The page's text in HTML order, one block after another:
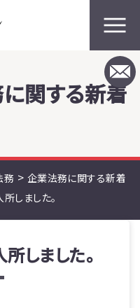
関する新着
務 > 企業法務に関する新着
しました。
しました。